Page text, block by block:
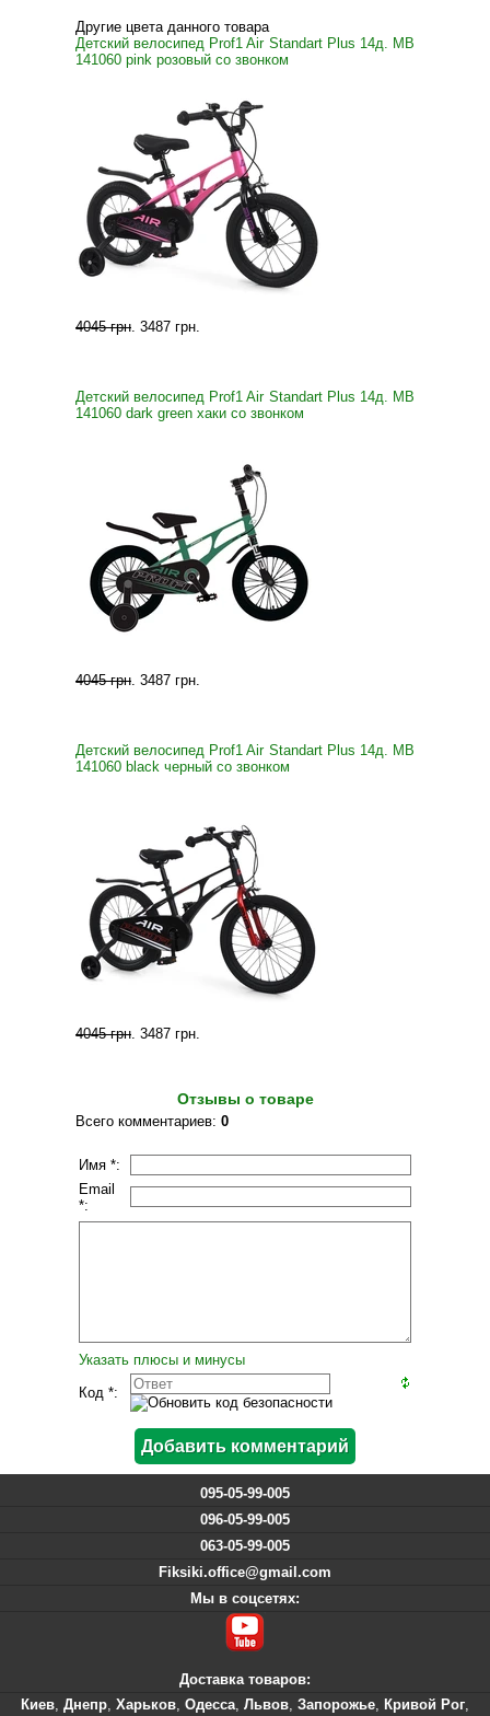
Другие цвета данного товара
Детский велосипед Prof1 Air Standart Plus 14д. MB
141060 pink розовый со звонком
4045 грн. 3487 грн.
Детский велосипед Prof1 Air Standart Plus 14д. MB
141060 dark green хаки со звонком
4045 грн. 3487 грн.
Детский велосипед Prof1 Air Standart Plus 14д. MB
141060 black черный со звонком
4045 грн. 3487 грн.
Отзывы о товаре
Всего комментариев: 0
Имя *:
Email
*:
Указать плюсы и минусы
Код *:
095-05-99-005
096-05-99-005
063-05-99-005
Fiksiki.office@gmail.com
Мы в соцсетях:
Доставка товаров:
Киев, Днепр, Харьков, Одесса, Львов, Запорожье, Кривой Рог,